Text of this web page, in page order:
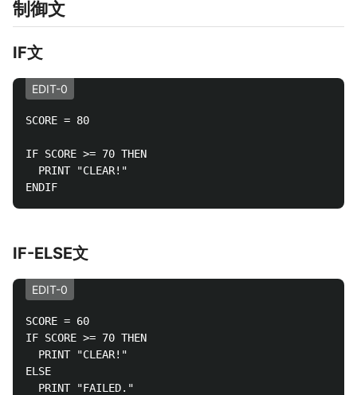
制御文
IF文
EDIT-0
SCORE = 80
IF SCORE >= 70 THEN
  PRINT "CLEAR!"
IF-ELSE文
EDIT-0
SCORE = 60
IF SCORE >= 70 THEN
  PRINT "CLEAR!"
ELSE
  PRINT "FAILED."